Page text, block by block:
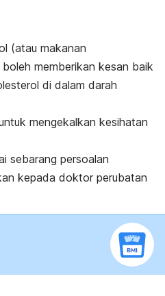
(atau makanan
memberikan kesan baik
di dalam darah
mengekalkan kesihatan
sebarang persoalan
kepada doktor perubatan